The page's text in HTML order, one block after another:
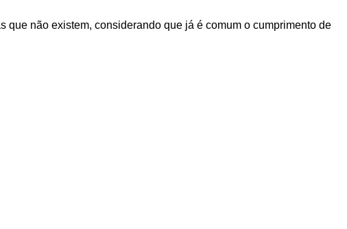
que não existem, considerando que já é comum o cumprimento de